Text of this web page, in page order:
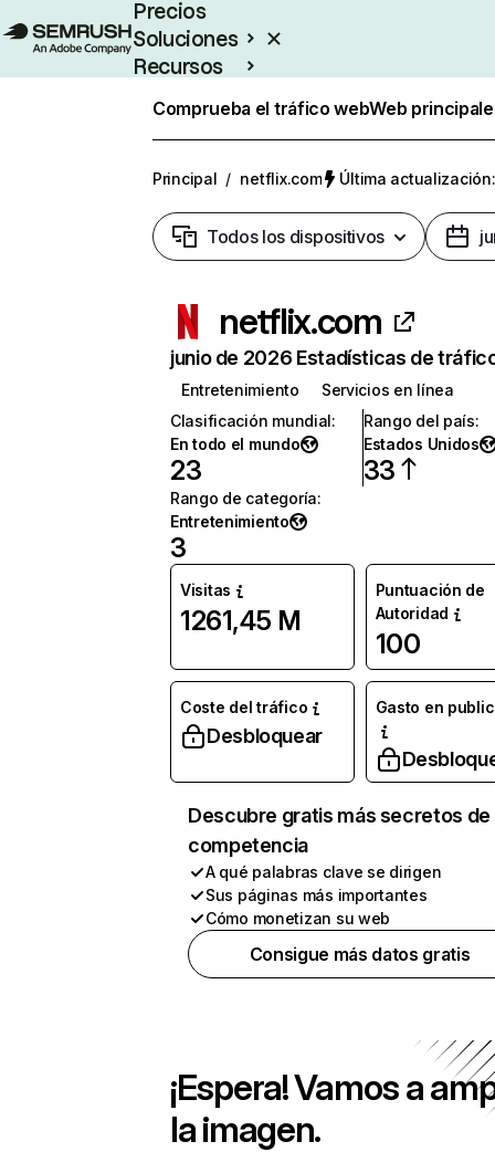
Precios
Soluciones
Recursos
Comprueba el tráfico webWeb
Principal / netflix.com Última
Todos los dispositivos
netflix.com
junio de 2026 Estadísticas de
Entretenimiento
Servicios en línea
Clasificación mundial:
En todo el mundo
23
Rango del país:
Estados Unidos
33
Rango de categoría:
Entretenimiento
3
Visitas
1261,45 M
Puntuación de
Autoridad
100
Coste del tráfico
Desbloquear
Gasto en
Descubre gratis más secretos de
competencia
A qué palabras clave se dirigen
Sus páginas más importantes
Cómo monetizan su web
Consigue más datos gratis
¡Espera! Vamos a
la imagen.